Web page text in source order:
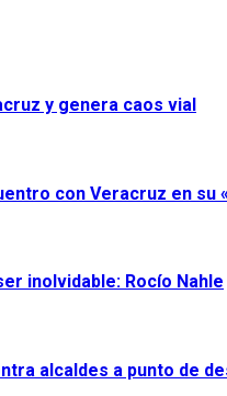
y genera caos vial
con Veracruz en su
inolvidable: Rocío Nahle
alcaldes a punto de